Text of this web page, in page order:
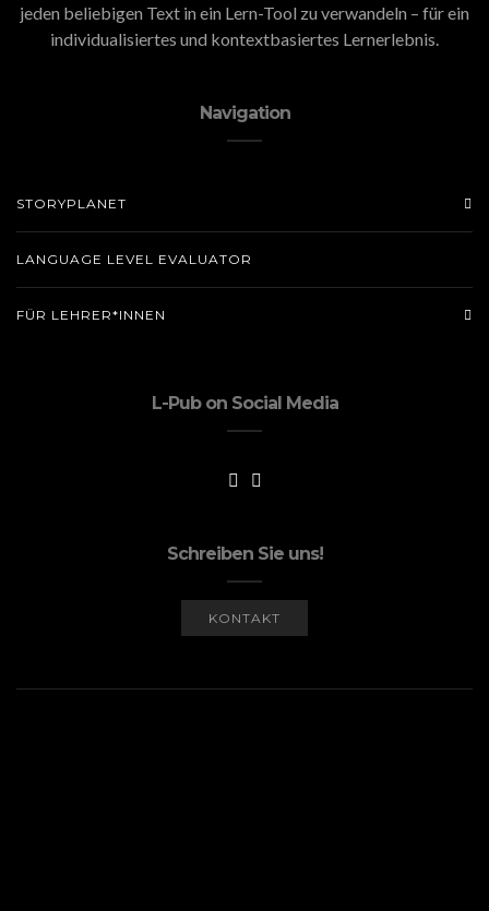
jeden beliebigen Text in ein Lern-Tool zu verwandeln – für ein
individualisiertes und kontextbasiertes Lernerlebnis.
Navigation
STORYPLANET
LANGUAGE LEVEL EVALUATOR
FÜR LEHRER*INNEN
L-Pub on Social Media
Schreiben Sie uns!
KONTAKT